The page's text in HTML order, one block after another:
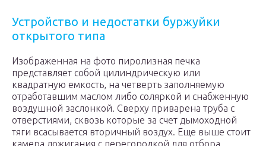
Устройство и недостатки буржуйки
открытого типа
Изображенная на фото пиролизная печка
представляет собой цилиндрическую или
квадратную емкость, на четверть заполняемую
отработавшим маслом либо соляркой и снабженную
воздушной заслонкой. Сверху приварена труба с
отверстиями, сквозь которые за счет дымоходной
тяги всасывается вторичный воздух. Еще выше стоит
камера дожигания с перегородкой для отбора